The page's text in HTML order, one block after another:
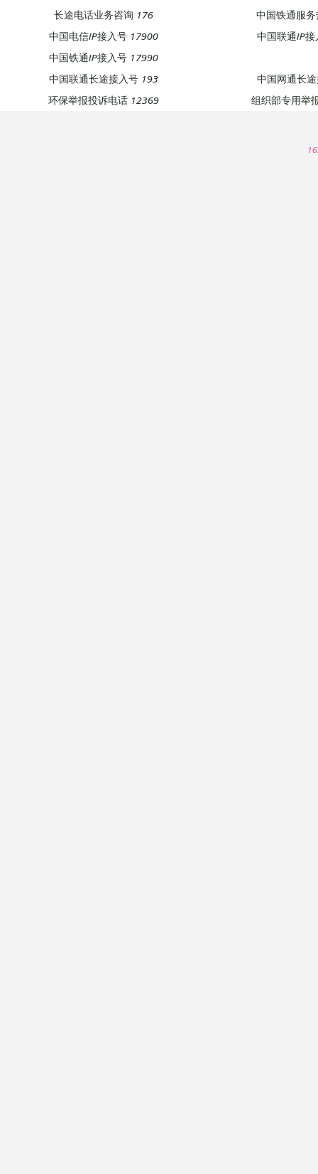
长途电话业务咨询 176
中国铁通服
中国电信IP接入号 17900
中国联通IP
中国铁通IP接入号 17990
中国联通长途接入号 193
中国网通长
环保举报投诉电话 12369
组织部专用举